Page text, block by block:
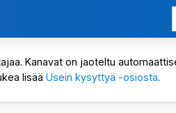
Kanavat on jaoteltu
lisää Usein kysyttyä -osiosta.